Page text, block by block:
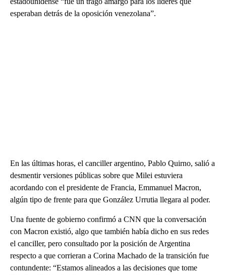
esperaban detrás de la oposición venezolana”.
En las últimas horas, el canciller argentino, Pablo Quirno, salió a
desmentir versiones públicas sobre que Milei estuviera
acordando con el presidente de Francia, Emmanuel Macron,
algún tipo de frente para que González Urrutia llegara al poder.
Una fuente de gobierno confirmó a CNN que la conversación
con Macron existió, algo que también había dicho en sus redes
el canciller, pero consultado por la posición de Argentina
respecto a que corrieran a Corina Machado de la transición fue
contundente: “Estamos alineados a las decisiones que tome